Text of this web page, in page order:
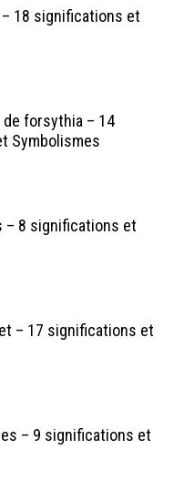
– 18 significations et
de forsythia – 14
Symbolismes
– 8 significations et
– 17 significations et
– 9 significations et